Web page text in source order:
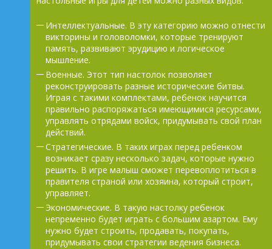
Интеллектуальные. В эту категорию можно отнести
викторины и головоломки, которые тренируют
память, развивают эрудицию и логическое
мышление.
Военные. Этот тип настолок позволяет
реконструировать разные исторические битвы.
Играя с такими комплектами, ребенок научится
правильно распоряжаться имеющимися ресурсами,
управлять отрядами войск, придумывать свой план
действий.
Стратегические. В таких играх перед ребенком
возникает сразу несколько задач, которые нужно
решить. В игре малыш сможет перевоплотиться в
правителя страной или хозяина, который строит,
управляет.
Экономические. В такую настолку ребенок
непременно будет играть с большим азартом. Ему
нужно будет строить, продавать, покупать,
придумывать свои стратегии ведения бизнеса.